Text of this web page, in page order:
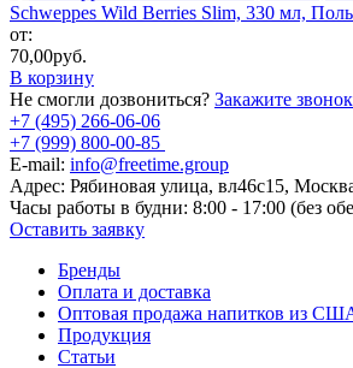
Schweppes Wild Berries Slim, 330 мл,
от:
70,00руб.
В корзину
Не смогли дозвониться? Закажите
+7 (495) 266-06-06
+7 (999) 800-00-85
E-mail: info@freetime.group
Адрес: Рябиновая улица, вл46с15,
Часы работы в будни: 8:00 - 17:00 (без
Оставить заявку
Бренды
Оплата и доставка
Оптовая продажа напитков из
Продукция
Статьи